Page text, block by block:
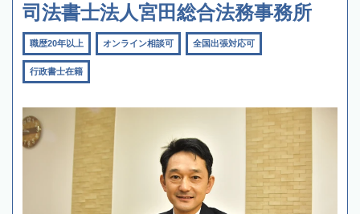
司法書士法人宮田総合法務事務所
職歴20年以上 オンライン相談可 全国出張対応可
行政書士在籍